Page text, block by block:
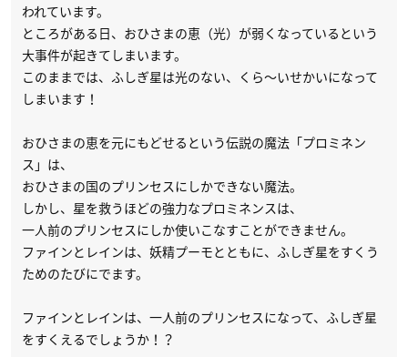
われています。
ところがある日、おひさまの恵（光）が弱くなっているという
大事件が起きてしまいます。
このままでは、ふしぎ星は光のない、くら～いせかいになって
しまいます！
おひさまの恵を元にもどせるという伝説の魔法「プロミネン
ス」は、
おひさまの国のプリンセスにしかできない魔法。
しかし、星を救うほどの強力なプロミネンスは、
一人前のプリンセスにしか使いこなすことができません。
ファインとレインは、妖精プーモとともに、ふしぎ星をすくう
ためのたびにでます。
ファインとレインは、一人前のプリンセスになって、ふしぎ星
をすくえるでしょうか！？